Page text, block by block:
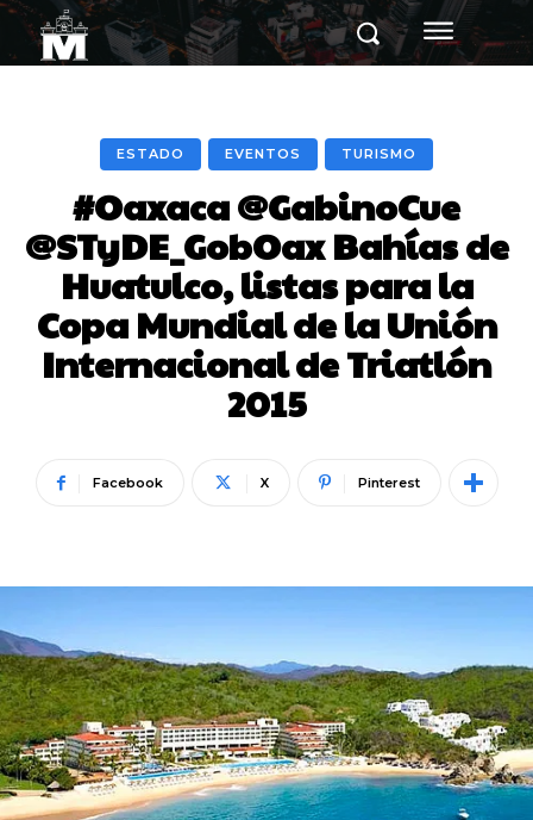
ESTADO EVENTOS TURISMO
#Oaxaca @GabinoCue
@STyDE_GobOax Bahías de
Huatulco, listas para la
Copa Mundial de la Unión
Internacional de Triatlón
2015
Facebook X Pinterest